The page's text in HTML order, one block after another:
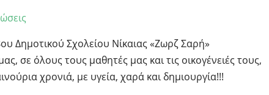
Δημοτικού Σχολείου Νίκαιας «Ζωρζ Σαρή»
σε όλους τους μαθητές μας και τις οικογένειές τους,
χρονιά, με υγεία, χαρά και δημιουργία!!!